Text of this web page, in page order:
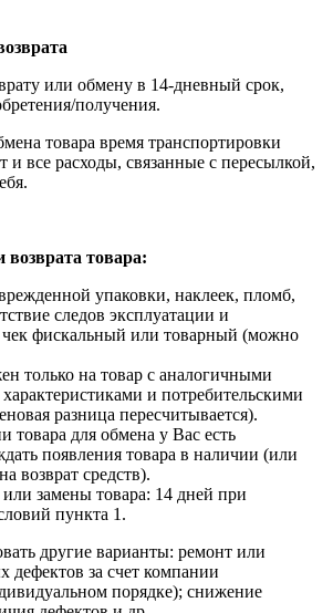
или обмену в 14-дневный срок,
получения.
товара время транспортировки
и все расходы, связанные с пересылкой,
товара:
упаковки, наклеек, пломб,
следов эксплуатации и
фискальный или товарный (можно
только на товар с аналогичными
и потребительскими
разница пересчитывается).
товара для обмена у Вас есть
появления товара в наличии (или
возврат средств).
или замены товара: 14 дней при
пункта 1.
другие варианты: ремонт или
дефектов за счет компании
порядке); снижение